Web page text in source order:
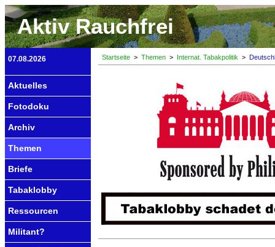
Aktiv Rauchfrei
07.08.2026
Aktuelles
Fotodoku
Archiv
Themen
Briefe
Tabaklobby
Ressourcen
Militant?
Startseite > Themen > Internat. Tabakpolitik >